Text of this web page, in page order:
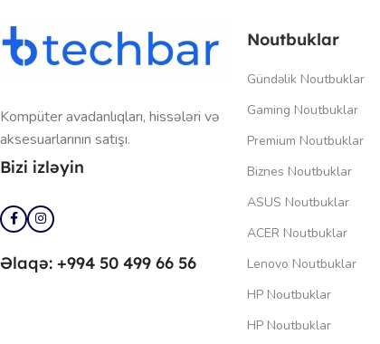
Kompüter avadanlıqları, hissələri və
aksesuarlarının satışı.
Bizi izləyin
Əlaqə: +994 50 499 66 56
Noutbuklar
Gündəlik Noutbuklar
Gaming Noutbuklar
Premium Noutbuklar
Biznes Noutbuklar
ASUS Noutbuklar
ACER Noutbuklar
Lenovo Noutbuklar
HP Noutbuklar
HP Noutbuklar